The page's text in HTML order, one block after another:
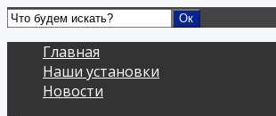
Главная
Наши установки
Новости